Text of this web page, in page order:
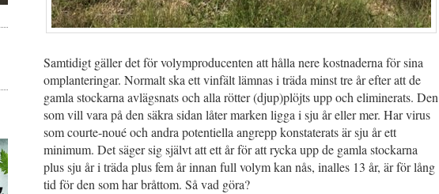
Samtidigt gäller det för volymproducenten att hålla nere kostnaderna för sina
omplanteringar. Normalt ska ett vinfält lämnas i träda minst tre år efter att de
gamla stockarna avlägsnats och alla rötter (djup)plöjts upp och eliminerats. Den
som vill vara på den säkra sidan låter marken ligga i sju år eller mer. Har virus
som courte-noué och andra potentiella angrepp konstaterats är sju år ett
minimum. Det säger sig självt att ett år för att rycka upp de gamla stockarna
plus sju år i träda plus fem år innan full volym kan nås, inalles 13 år, är för lång
tid för den som har bråttom. Så vad göra?